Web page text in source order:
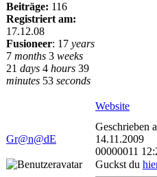
Beiträge: 116
Registriert am:
17.12.08
Fusioneer: 17 years
7 months 3 weeks
21 days 4 hours 39
minutes 53 seconds
Website
Gr@n@dE
Geschrieben
14.11.2009
00000011
Guckst du